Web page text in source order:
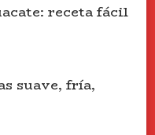
receta fácil
suave, fría,